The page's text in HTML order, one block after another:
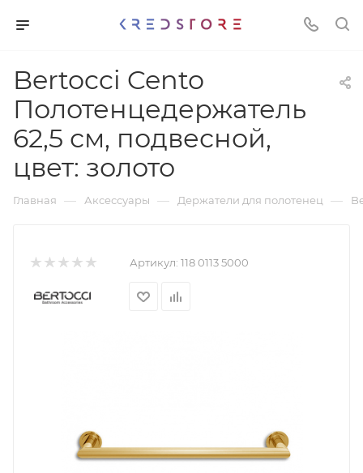
Bertocci Cento
Полотенцедержатель
62,5 см, подвесной,
цвет: золото
Главная — Аксессуары — Держатели для полотенец —
Артикул: 118 0113 5000